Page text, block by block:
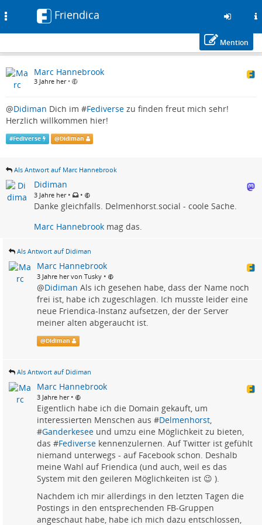
Inhalt
gehen
Friendica
Mention
Marc Hannebrook
3 Jahre her •
@Didiman Dich im #Fediverse zu finden freut mich sehr!
Herzlich willkommen hier!
#Fediverse @Didiman
Als Antwort auf Marc Hannebrook
Didiman
3 Jahre her • •
Danke gleichfalls. Delmenhorst.social - coole Sache.
Marc Hannebrook mag das.
Als Antwort auf Didiman
Marc Hannebrook
3 Jahre her von Tusky •
@Didiman Als ich gesehen habe, dass der Name noch
frei ist, habe ich zugeschlagen. Ich musste leider eine
neue Friendica-Instanz aufsetzen, der der Server
meiner alten abgeraucht ist.
@Didiman
Als Antwort auf Didiman
Marc Hannebrook
3 Jahre her •
Eigentlich habe ich die Domain gekauft, um
interessierten Menschen aus #Delmenhorst,
#Ganderkesee und umzu eine Möglichkeit zu bieten,
das #Fediverse kennenzulernen. Auf Twitter ist gefühlt
niemand unterwegs - auf Facebook schon. Deshalb
meine Wahl auf Friendica (und auch, weil es das
System mit den geileren Möglichkeiten ist 😉 ).
Nachdem ich mir allerdings in den letzten Tagen die
Postings in den entsprechenden FB-Gruppen
angeschaut habe, habe ich mich dazu entschlossen,